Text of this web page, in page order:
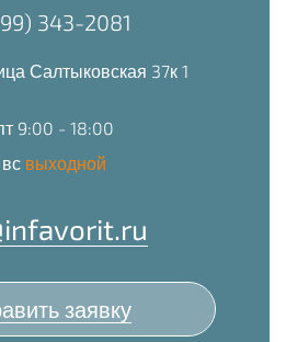
343-2081
Салтыковская 37к 1
9:00 - 18:00
выходной
заявку